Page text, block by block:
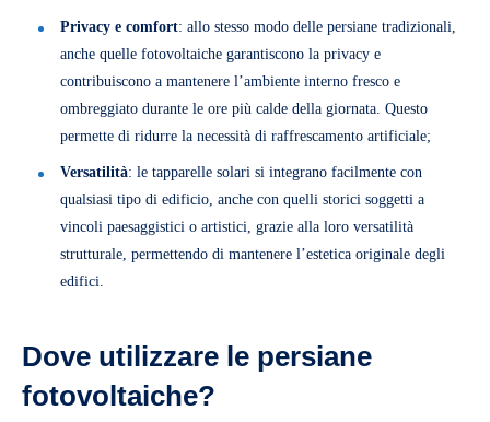
Privacy e comfort: allo stesso modo delle persiane tradizionali,
anche quelle fotovoltaiche garantiscono la privacy e
contribuiscono a mantenere l’ambiente interno fresco e
ombreggiato durante le ore più calde della giornata. Questo
permette di ridurre la necessità di raffrescamento artificiale;
Versatilità: le tapparelle solari si integrano facilmente con
qualsiasi tipo di edificio, anche con quelli storici soggetti a
vincoli paesaggistici o artistici, grazie alla loro versatilità
strutturale, permettendo di mantenere l’estetica originale degli
edifici.
Dove utilizzare le persiane
fotovoltaiche?